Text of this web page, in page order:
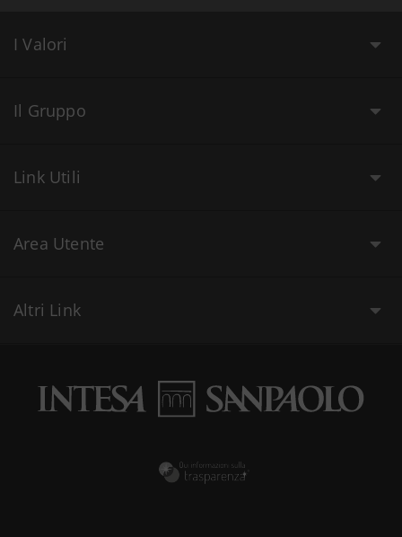
I Valori
Il Gruppo
Link Utili
Area Utente
Altri Link